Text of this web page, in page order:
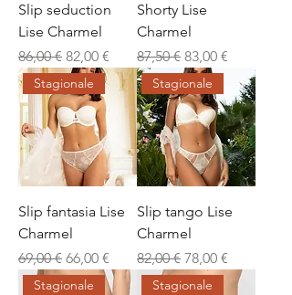
Slip seduction
Lise Charmel
Prezzo regolare
86,00 € Prezzo scontato
82,00 €
Shorty Lise
Charmel
Prezzo regolare
87,50 € Prezzo scontato
83,00 €
Stagionale
Slip fantasia Lise
Charmel
Prezzo regolare
69,00 € Prezzo scontato
66,00 €
Stagionale
Slip tango Lise
Charmel
Prezzo regolare
82,00 € Prezzo scontato
78,00 €
Stagionale Stagionale